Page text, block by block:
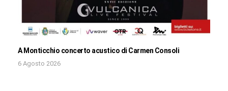
A Monticchio concerto acustico di Carmen Consoli
6 Agosto 2026